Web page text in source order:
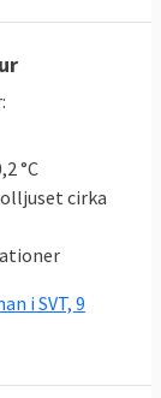
till
att se
°C
cirka
i SVT, 9